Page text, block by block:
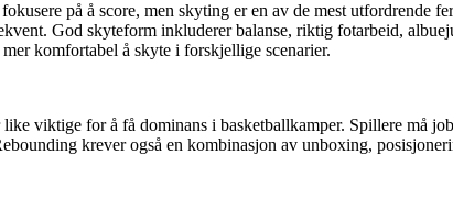
på å score, men skyting er en av de mest utfordrende
God skyteform inkluderer balanse, riktig fotarbeid,
komfortabel å skyte i forskjellige scenarier.
viktige for å få dominans i basketballkamper. Spillere må
krever også en kombinasjon av unboxing,